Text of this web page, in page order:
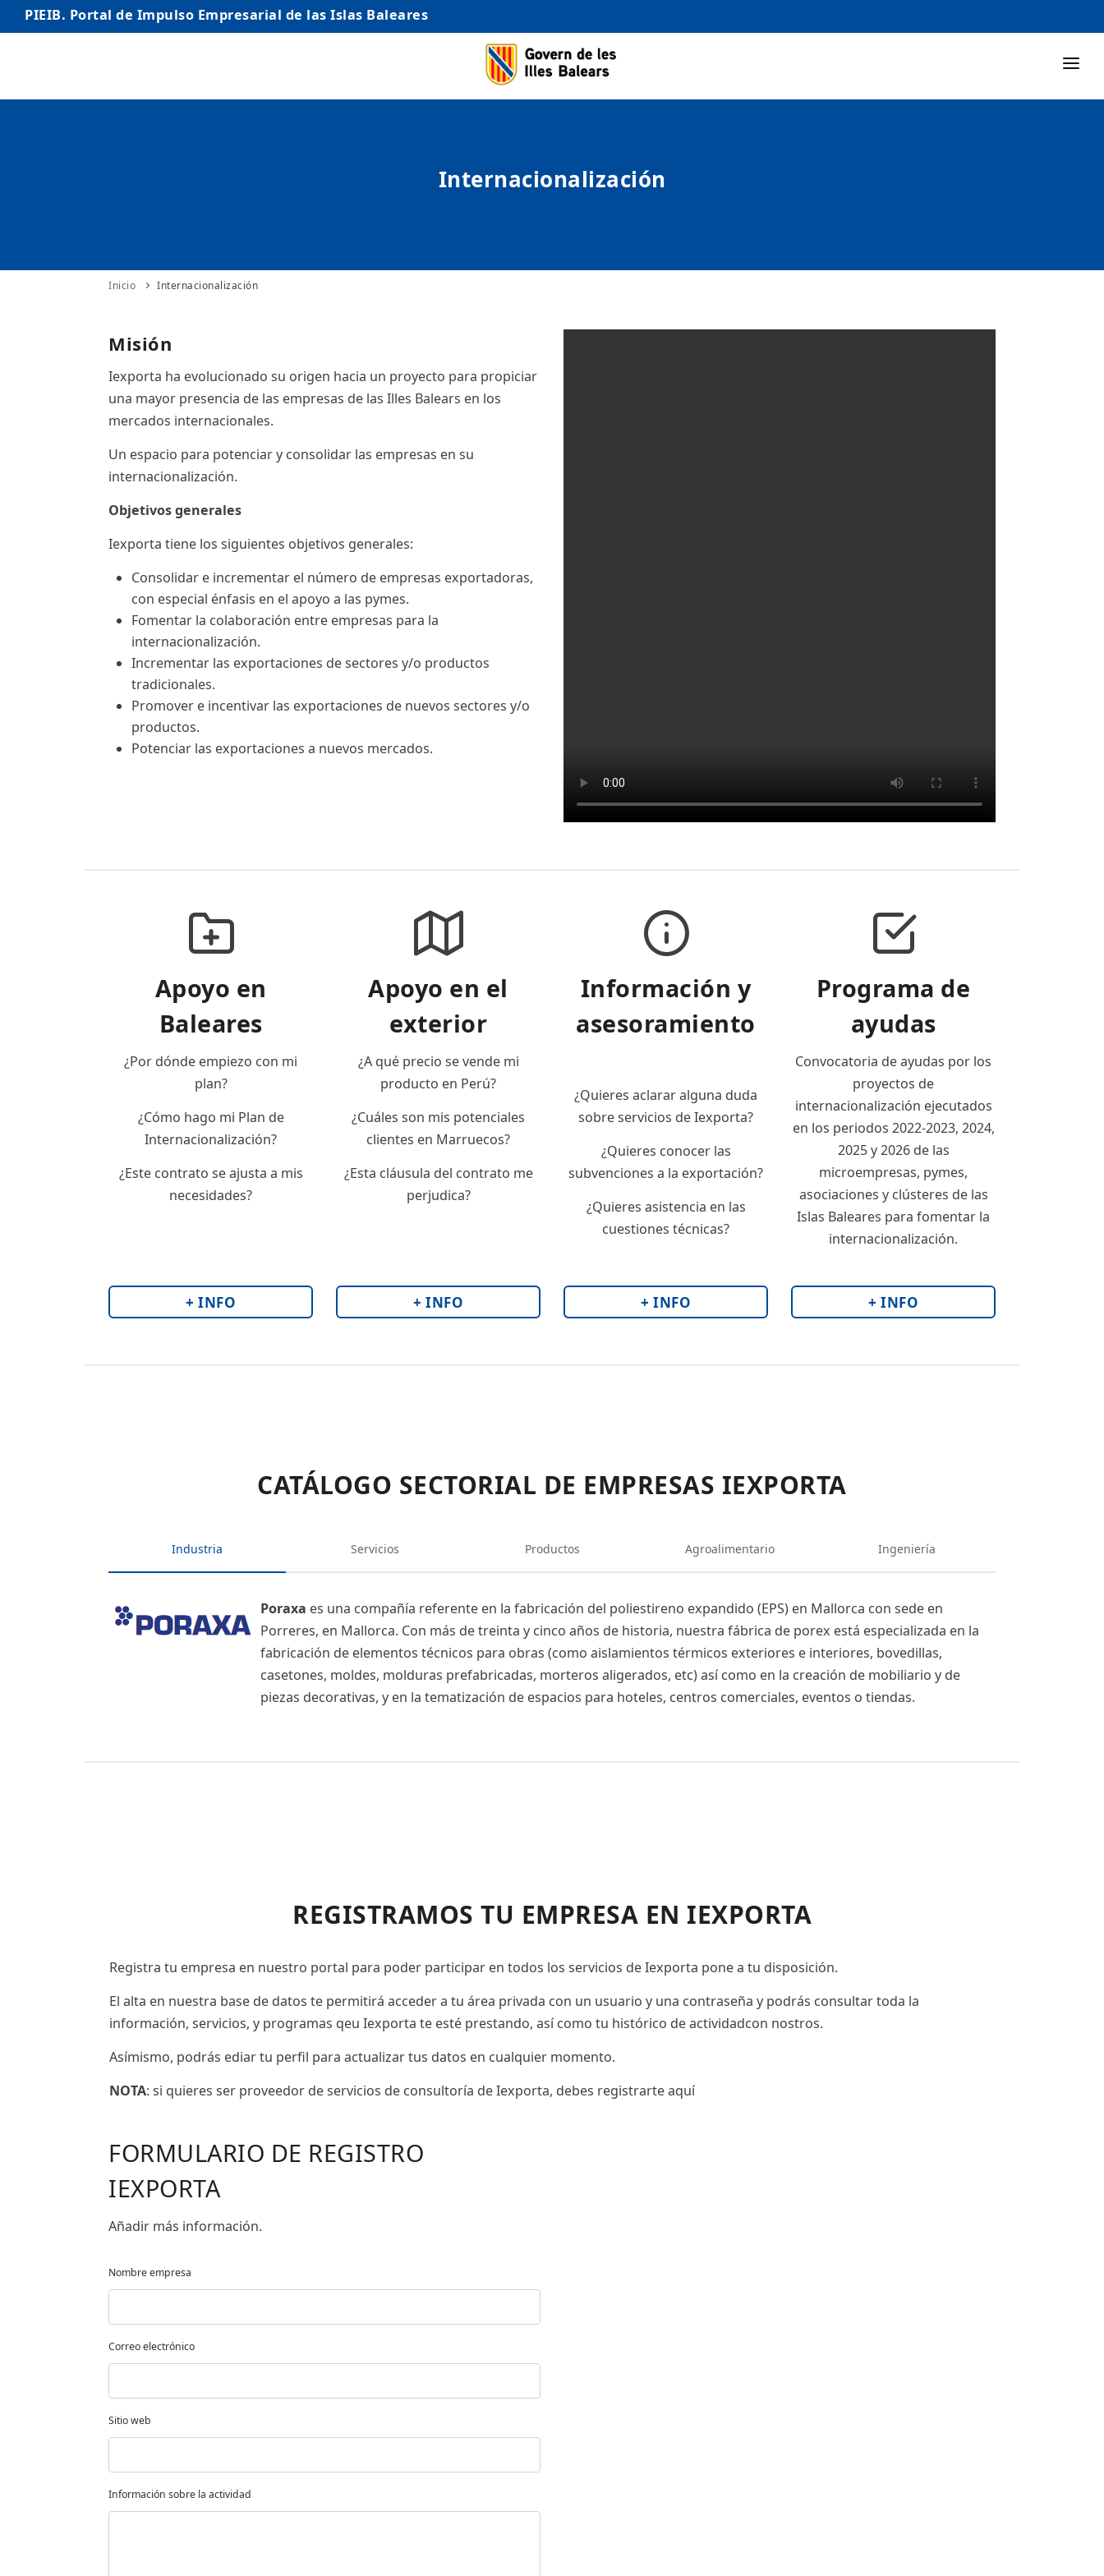
PIEIB. Portal de Impulso Empresarial de las Islas Baleares
INICIO
INTERNACIONALIZACIÓN
Internacionalización
Inicio Internacionalización
Misión
Iexporta ha evolucionado su origen hacia un proyecto para propiciar
una mayor presencia de las empresas de las Illes Balears en los
mercados internacionales.
Un espacio para potenciar y consolidar las empresas en su
internacionalización.
Objetivos generales
Iexporta tiene los siguientes objetivos generales:
Consolidar e incrementar el número de empresas exportadoras,
con especial énfasis en el apoyo a las pymes.
Fomentar la colaboración entre empresas para la
internacionalización.
Incrementar las exportaciones de sectores y/o productos
tradicionales.
Promover e incentivar las exportaciones de nuevos sectores y/o
productos.
Potenciar las exportaciones a nuevos mercados.
Apoyo en
Baleares
¿Por dónde empiezo con mi
plan?
¿Cómo hago mi Plan de
Internacionalización?
¿Este contrato se ajusta a mis
necesidades?
Apoyo en el
exterior
¿A qué precio se vende mi
producto en Perú?
¿Cuáles son mis potenciales
clientes en Marruecos?
¿Esta cláusula del contrato me
perjudica?
Información y
asesoramiento
¿Quieres aclarar alguna duda
sobre servicios de Iexporta?
¿Quieres conocer las
subvenciones a la exportación?
¿Quieres asistencia en las
cuestiones técnicas?
Programa de
ayudas
Convocatoria de ayudas por los
proyectos de
internacionalización ejecutados
en los periodos 2022-2023, 2024,
2025 y 2026 de las
microempresas, pymes,
asociaciones y clústeres de las
Islas Baleares para fomentar la
internacionalización.
+ INFO + INFO + INFO + INFO
CATÁLOGO SECTORIAL DE EMPRESAS IEXPORTA
Industria Servicios Productos Agroalimentario Ingeniería
Poraxa es una compañía referente en la fabricación del poliestireno expandido (EPS) en Mallorca con sede en
Porreres, en Mallorca. Con más de treinta y cinco años de historia, nuestra fábrica de porex está especializada en la
fabricación de elementos técnicos para obras (como aislamientos térmicos exteriores e interiores, bovedillas,
casetones, moldes, molduras prefabricadas, morteros aligerados, etc) así como en la creación de mobiliario y de
piezas decorativas, y en la tematización de espacios para hoteles, centros comerciales, eventos o tiendas.
REGISTRAMOS TU EMPRESA EN IEXPORTA
Registra tu empresa en nuestro portal para poder participar en todos los servicios de Iexporta pone a tu disposición.
El alta en nuestra base de datos te permitirá acceder a tu área privada con un usuario y una contraseña y podrás consultar toda la
información, servicios, y programas qeu Iexporta te esté prestando, así como tu histórico de actividadcon nostros.
Asímismo, podrás ediar tu perfil para actualizar tus datos en cualquier momento.
NOTA: si quieres ser proveedor de servicios de consultoría de Iexporta, debes registrarte aquí
FORMULARIO DE REGISTRO
IEXPORTA
Añadir más información.
Nombre empresa
Correo electrónico
Sitio web
Información sobre la actividad